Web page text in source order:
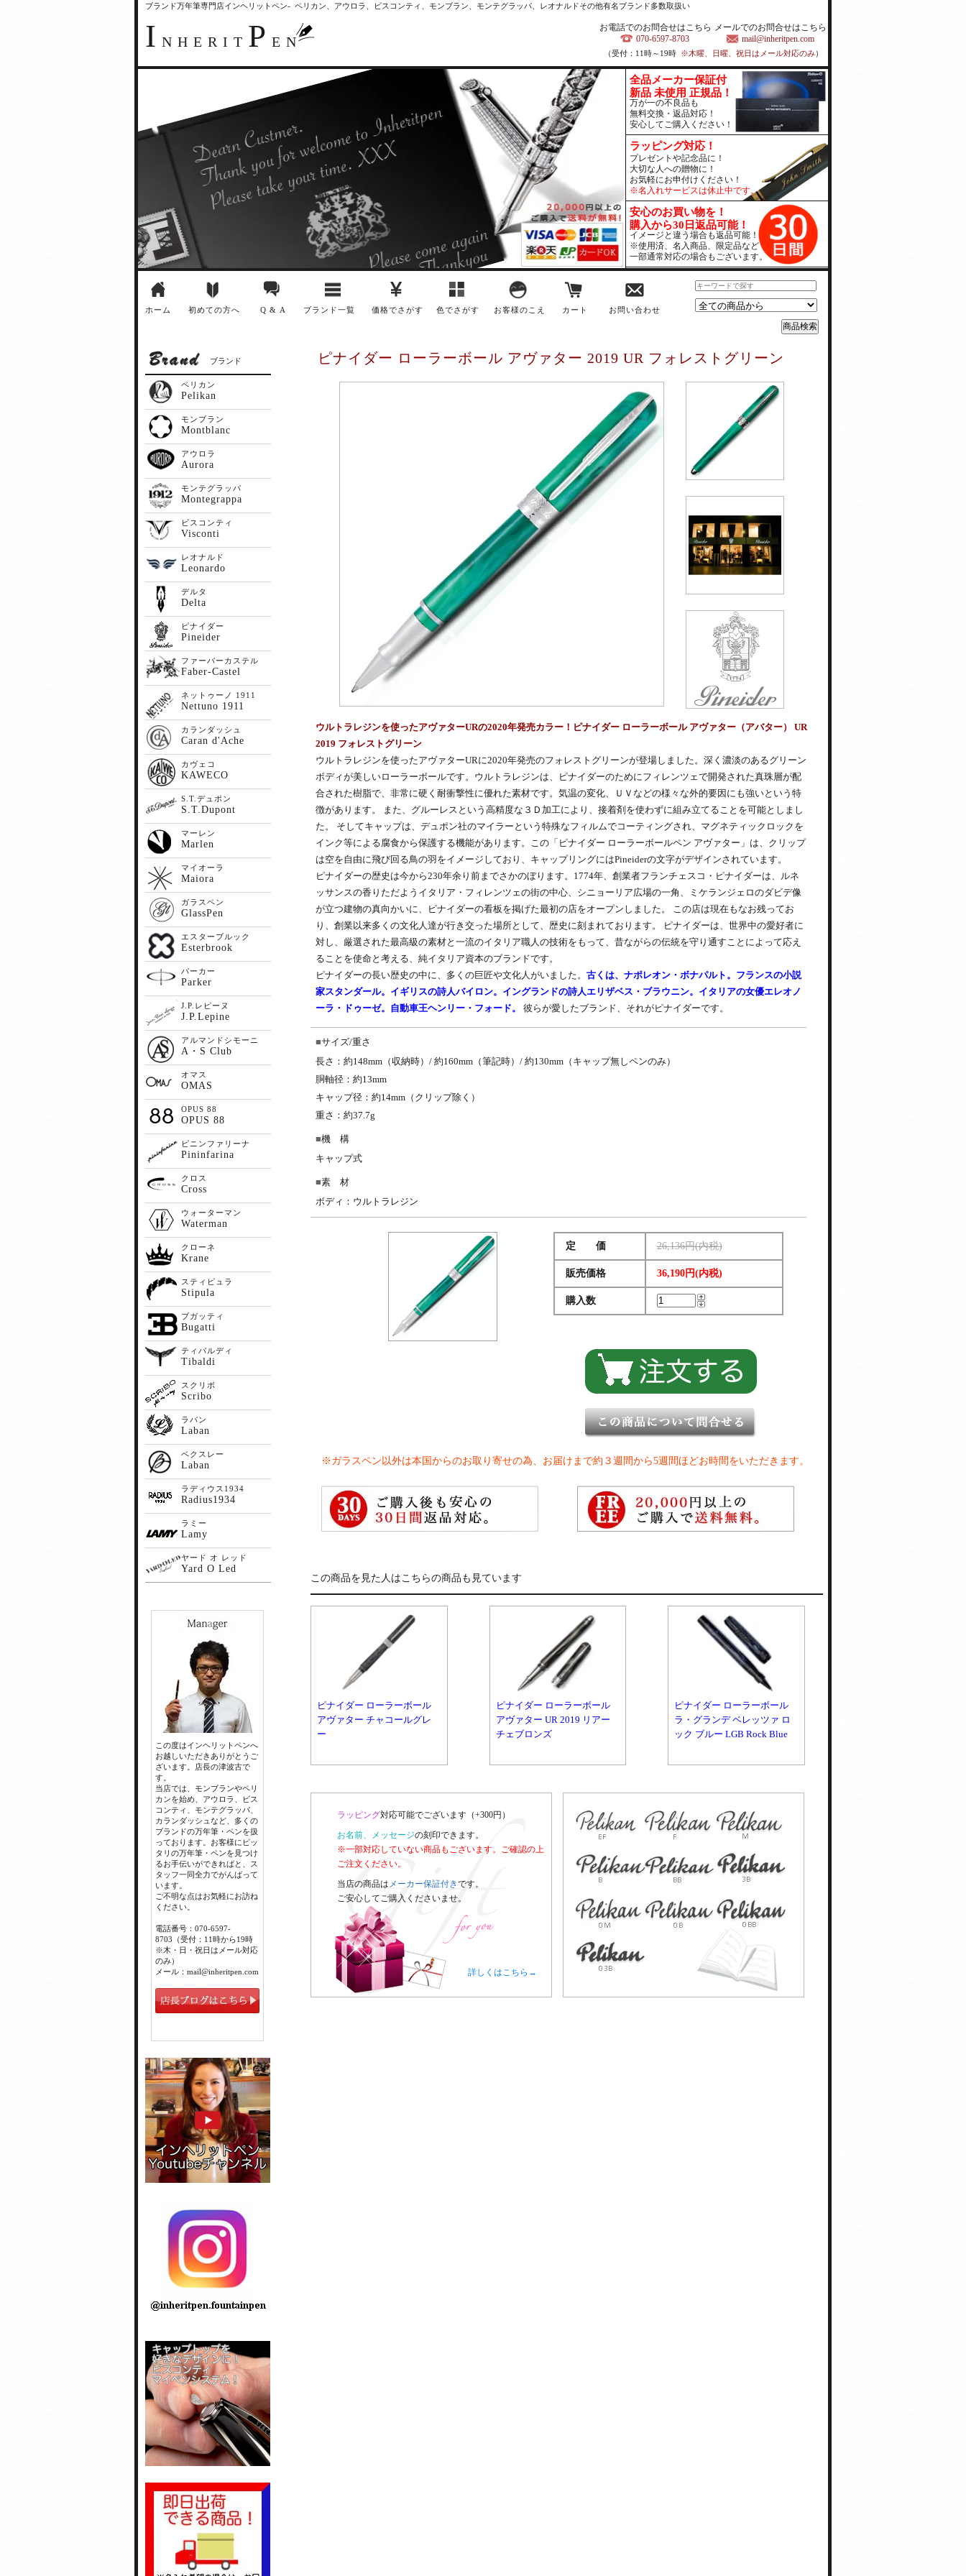
ブランド万年筆専門店インヘリットペン- ペリカン、アウロラ、ビスコンティ、モンブラン、モンテグラッパ、レオナルドその他有名ブランド多数取扱い
I NHERIT P EN
お電話でのお問合せはこちら
070-6597-8703
メールでのお問合せはこちら
mail@inheritpen.com
（受付：11時～19時 ※木曜、日曜、祝日はメール対応のみ）
全品メーカー保証付
新品 未使用 正規品！
万が一の不良品も
無料交換・返品対応！
安心してご購入ください！
ラッピング対応！
プレゼントや記念品に！
大切な人への贈物に！
お気軽にお申付けください！
※名入れサービスは休止中です。
安心のお買い物を！
購入から30日返品可能！
イメージと違う場合も返品可能！
※使用済、名入商品、限定品など
一部通常対応の場合もございます。
ホーム 初めての方へ Q & A ブランド一覧 価格でさがす 色でさがす お客様のこえ カート お問い合わせ
ピナイダー ローラーボール アヴァター 2019 UR フォレストグリーン
ウルトラレジンを使ったアヴァターURの2020年発売カラー！ピナイダー ローラーボール アヴァター（アバター） UR
2019 フォレストグリーン
ウルトラレジンを使ったアヴァターURに2020年発売のフォレストグリーンが登場しました。深く濃淡のあるグリーン
ボディが美しいローラーボールです。ウルトラレジンは、ピナイダーのためにフィレンツェで開発された真珠層が配
合された樹脂で、非常に硬く耐衝撃性に優れた素材です。気温の変化、ＵＶなどの様々な外的要因にも強いという特
徴があります。 また、グルーレスという高精度な３Ｄ加工により、接着剤を使わずに組み立てることを可能としまし
た。 そしてキャップは、デュポン社のマイラーという特殊なフィルムでコーティングされ、マグネティックロックを
インク等による腐食から保護する機能があります。この「ピナイダー ローラーボールペン アヴァター」は、クリップ
は空を自由に飛び回る鳥の羽をイメージしており、キャップリングにはPineiderの文字がデザインされています。
ピナイダーの歴史は今から230年余り前までさかのぼります。1774年、創業者フランチェスコ・ピナイダーは、ルネ
ッサンスの香りただようイタリア・フィレンツェの街の中心、シニョーリア広場の一角、ミケランジェロのダビデ像
が立つ建物の真向かいに、ピナイダーの看板を掲げた最初の店をオープンしました。 この店は現在もなお残ってお
り、創業以来多くの文化人達が行き交った場所として、歴史に刻まれております。 ピナイダーは、世界中の愛好者に
対し、厳選された最高級の素材と一流のイタリア職人の技術をもって、昔ながらの伝統を守り通すことによって応え
ることを使命と考える、純イタリア資本のブランドです。
ピナイダーの長い歴史の中に、多くの巨匠や文化人がいました。古くは、ナポレオン・ボナパルト。フランスの小説
家スタンダール。イギリスの詩人バイロン。イングランドの詩人エリザベス・ブラウニン。イタリアの女優エレオノ
ーラ・ドゥーゼ。自動車王ヘンリー・フォード。
彼らが愛したブランド、それがピナイダーです。
サイズ/重さ
長さ：約148mm（収納時）/ 約160mm（筆記時）/ 約130mm（キャップ無しペンのみ）
胴軸径：約13mm
キャップ径：約14mm（クリップ除く）
重さ：約37.7g
機 構
キャップ式
素 材
ボディ：ウルトラレジン
定 価 26,136円(内税)
販売価格 36,190円(内税)
購入数
※ガラスペン以外は本国からのお取り寄せの為、お届けまで約３週間から5週間ほどお時間をいただきます。
この商品を見た人はこちらの商品も見ています
ピナイダー ローラーボール
アヴァター チャコールグレ
ー
ピナイダー ローラーボール
アヴァター UR 2019 リアー
チェブロンズ
ピナイダー ローラーボール
ラ・グランデ ベレッツァ ロ
ック ブルー LGB Rock Blue
ラッピング対応可能でございます（+300円）
お名前、メッセージの刻印できます。
※一部対応していない商品もございます。ご確認の上
ご注文ください。
当店の商品は メーカー保証付きです。
ご安心してご購入くださいませ。
詳しくはこちら→
ブランド
ペリカン
Pelikan
モンブラン
Montblanc
アウロラ
Aurora
モンテグラッパ
Montegrappa
ビスコンティ
Visconti
レオナルド
Leonardo
デルタ
Delta
ピナイダー
Pineider
ファーバーカステル
Faber-Castel
ネットゥーノ 1911
Nettuno 1911
カランダッシュ
Caran d'Ache
カヴェコ
KAWECO
S.T.デュポン
S.T.Dupont
マーレン
Marlen
マイオーラ
Maiora
ガラスペン
GlassPen
エスターブルック
Esterbrook
パーカー
Parker
J.P.レピーヌ
J.P.Lepine
アルマンドシモーニ
A・S Club
オマス
OMAS
OPUS 88
OPUS 88
ピニンファリーナ
Pininfarina
クロス
Cross
ウォーターマン
Waterman
クローネ
Krane
スティピュラ
Stipula
ブガッティ
Bugatti
ティバルディ
Tibaldi
スクリボ
Scribo
ラバン
Laban
ベクスレー
Laban
ラディウス1934
Radius1934
ラミー
Lamy
ヤード オ レッド
Yard O Led
この度はインヘリットペンへ
お越しいただきありがとうご
ざいます。店長の津波古で
す。
当店では、モンブランやペリ
カンを始め、アウロラ、ビス
コンティ、モンテグラッパ、
カランダッシュなど、多くの
ブランドの万年筆・ペンを扱
っております。お客様にピッ
タリの万年筆・ペンを見つけ
るお手伝いができればと、ス
タッフ一同全力でがんばって
います。
ご不明な点はお気軽にお訪ね
ください。
電話番号：070-6597-
8703（受付：11時から19時
※木・日・祝日はメール対応
のみ）
メール：mail@inheritpen.com